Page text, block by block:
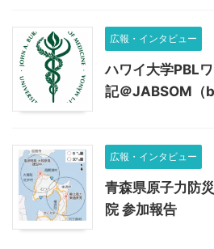
広報・インタビュー
ハワイ大学PBL
記＠JABSOM（
広報・インタビュー
青森県原子力防
院 参加報告